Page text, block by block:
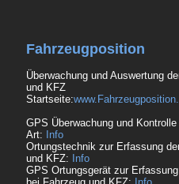
Fahrzeugposition
Überwachung und Auswertung
und KFZ
Startseite:
GPS Überwachung und
Art:
Info
Ortungstechnik zur Erfassung
und KFZ:
Info
GPS Ortungsgerät zur